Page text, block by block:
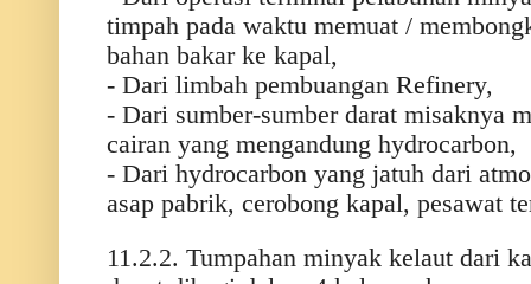
timpah pada waktu memuat /
bahan bakar ke kapal,
- Dari limbah pembuangan Refinery,
- Dari sumber-sumber darat misaknya
cairan yang mengandung hydrocarbon,
- Dari hydrocarbon yang jatuh dari
asap pabrik, cerobong kapal, pesawat
11.2.2. Tumpahan minyak kelaut dari